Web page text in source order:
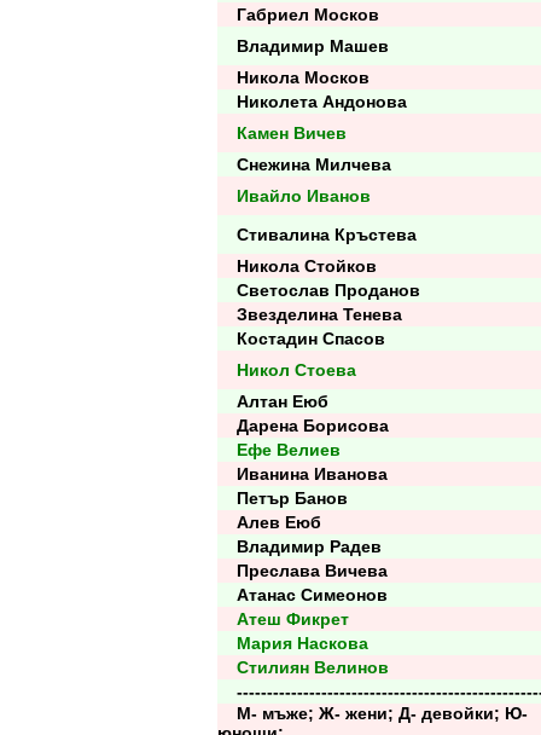
Габриел Москов
Владимир Машев
Никола Москов
Николета Андонова
Камен Вичев
Снежина Милчева
Ивайло Иванов
Стивалина Кръстева
Никола Стойков
Светослав Проданов
Звезделина Тенева
Костадин Спасов
Никол Стоева
Алтан Еюб
Дарена Борисова
Ефе Велиев
Иванина Иванова
Петър Банов
Алев Еюб
Владимир Радев
Преслава Вичева
Атанас Симеонов
Атеш Фикрет
Мария Наскова
Стилиян Велинов
М- мъже; Ж- жени; Д- девойки; Ю-